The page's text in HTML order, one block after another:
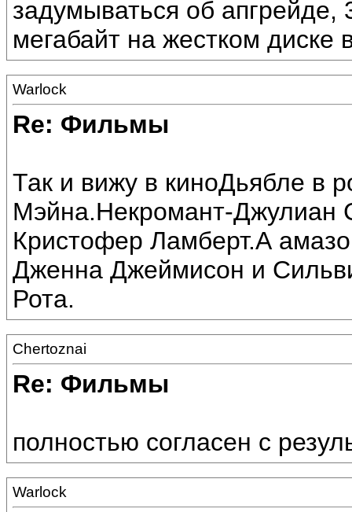
задумываться об апгрейде,
мегабайт на жестком
Warlock
Re: Фильмы
Так и вижу в киноДьябле в
Мэйна.Некромант-Джулиан
Кристофер Ламберт.А
Дженна Джеймисон и
Рота.
Chertoznai
Re: Фильмы
полностью согласен с
Warlock